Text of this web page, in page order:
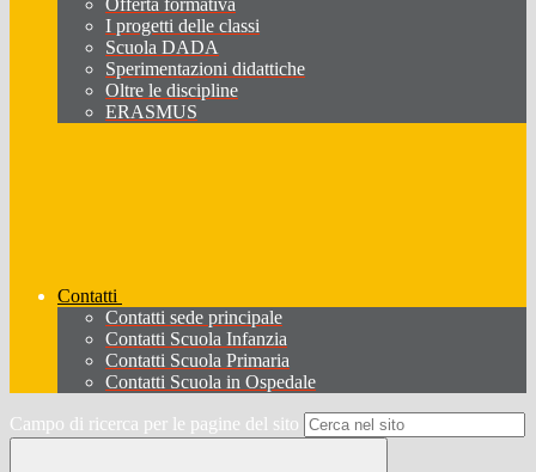
Offerta formativa
I progetti delle classi
Scuola DADA
Sperimentazioni didattiche
Oltre le discipline
ERASMUS
Contatti
Contatti sede principale
Contatti Scuola Infanzia
Contatti Scuola Primaria
Contatti Scuola in Ospedale
Campo di ricerca per le pagine del sito